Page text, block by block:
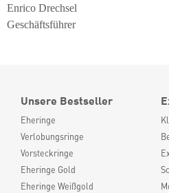
Enrico Drechsel
Geschäftsführer
Unsere Bestseller
Eheringe
Verlobungsringe
Vorsteckringe
Eheringe Gold
Eheringe Weißgold